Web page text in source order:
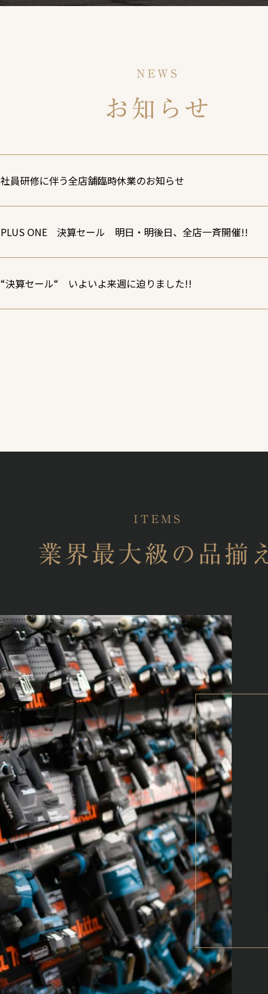
NEWS
お知らせ
社員研修に伴う全店舗臨時休業のお知らせ
PLUS ONE 決算セール 明日・明後日、全店一斉開催!!
“決算セール“ いよいよ来週に迫りました!!
ITEMS
業界最大級の品揃え